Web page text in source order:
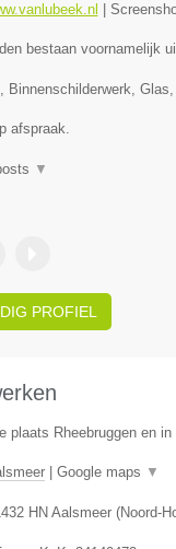
bestaan voornamelijk
Binnenschilderwerk,
afspraak.
▼
PROFIEL
plaats Rheebruggen en
| Google maps ▼
HN Aalsmeer(Noord-